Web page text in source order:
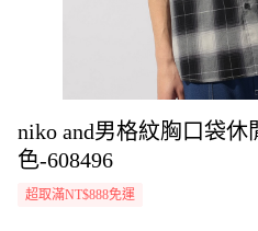
niko and男格紋胸口袋休
色-608496
超取滿NT$888免運